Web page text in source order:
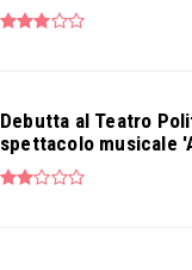
Debutta al Teatro
spettacolo musicale